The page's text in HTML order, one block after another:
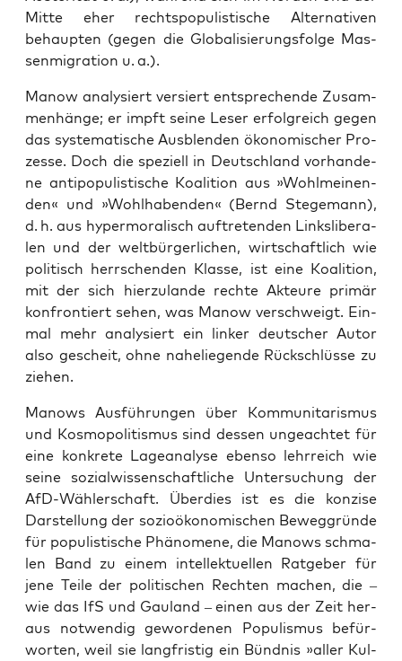
Mit­te eher rechts­po­pu­lis­ti­sche Alter­na­ti­ven
behaup­ten (gegen die Glo­ba­li­sie­rungs­fol­ge Mas­
sen­mi­gra­ti­on u. a.).
Manow ana­ly­siert ver­siert ent­spre­chen­de Zusam­
men­hän­ge; er impft sei­ne Leser erfolg­reich gegen
das sys­te­ma­ti­sche Aus­blen­den öko­no­mi­scher Pro­
zes­se. Doch die spe­zi­ell in Deutsch­land vor­han­de­
ne anti­po­pu­lis­ti­sche Koali­ti­on aus »Wohl­mei­nen­
den« und »Wohl­ha­ben­den« (Bernd Ste­ge­mann),
d. h. aus hyper­mo­ra­lisch auf­tre­ten­den Links­li­be­ra­
len und der welt­bür­ger­li­chen, wirt­schaft­lich wie
poli­tisch herr­schen­den Klas­se, ist eine Koali­ti­on,
mit der sich hier­zu­lan­de rech­te Akteu­re pri­mär
kon­fron­tiert sehen, was Manow ver­schweigt. Ein­
mal mehr ana­ly­siert ein lin­ker deut­scher Autor
also gescheit, ohne nahe­lie­gen­de Rück­schlüs­se zu
ziehen.
Manows Aus­füh­run­gen über Kom­mu­ni­ta­ris­mus
und Kos­mo­po­li­tis­mus sind des­sen unge­ach­tet für
eine kon­kre­te Lage­ana­ly­se eben­so lehr­reich wie
sei­ne sozi­al­wis­sen­schaft­li­che Unter­su­chung der
AfD-Wäh­ler­schaft. Über­dies ist es die kon­zi­se
Dar­stel­lung der sozio­öko­no­mi­schen Beweg­grün­de
für popu­lis­ti­sche Phä­no­me­ne, die Manows schma­
len Band zu einem intel­lek­tu­el­len Rat­ge­ber für
jene Tei­le der poli­ti­schen Rech­ten machen, die –
wie das IfS und Gau­land – einen aus der Zeit her­
aus not­wen­dig gewor­de­nen Popu­lis­mus befür­
wor­ten, weil sie lang­fris­tig ein Bünd­nis »aller Kul­